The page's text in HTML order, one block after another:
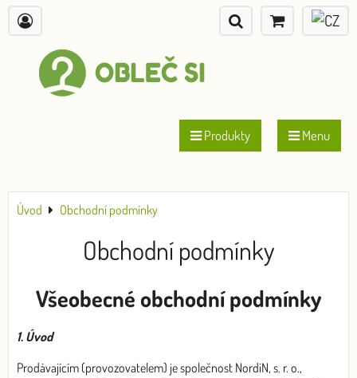
Produkty Menu
Úvod Obchodní podmínky
Obchodní podmínky
Všeobecné obchodní podmínky
1. Úvod
Prodávajícím (provozovatelem) je společnost NordiN, s. r. o.,